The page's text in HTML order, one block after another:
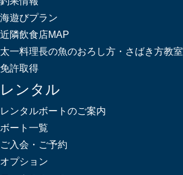
海遊びプラン
近隣飲食店MAP
太一料理長の魚のおろし方・さばき方教室
免許取得
レンタル
レンタルボートのご案内
ボート一覧
ご入会・ご予約
オプション